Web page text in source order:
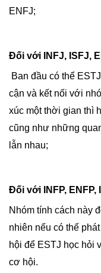
ENFJ;
Đối với INFJ, ISFJ,
Ban đầu có thể
cận và kết nối với
xúc một thời gian thì
cũng như những
lẫn nhau;
Đối với INFP, ENFP,
Nhóm tính cách này
nhiên nếu có thế
hội để ESTJ học hỏi
cơ hội.